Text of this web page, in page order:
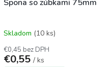
Spona so zúbkami 75mm
Skladom (10 ks)
€0,45 bez DPH
€0,55 / ks